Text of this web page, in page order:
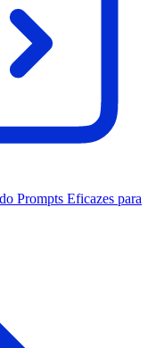
Prompts Eficazes para